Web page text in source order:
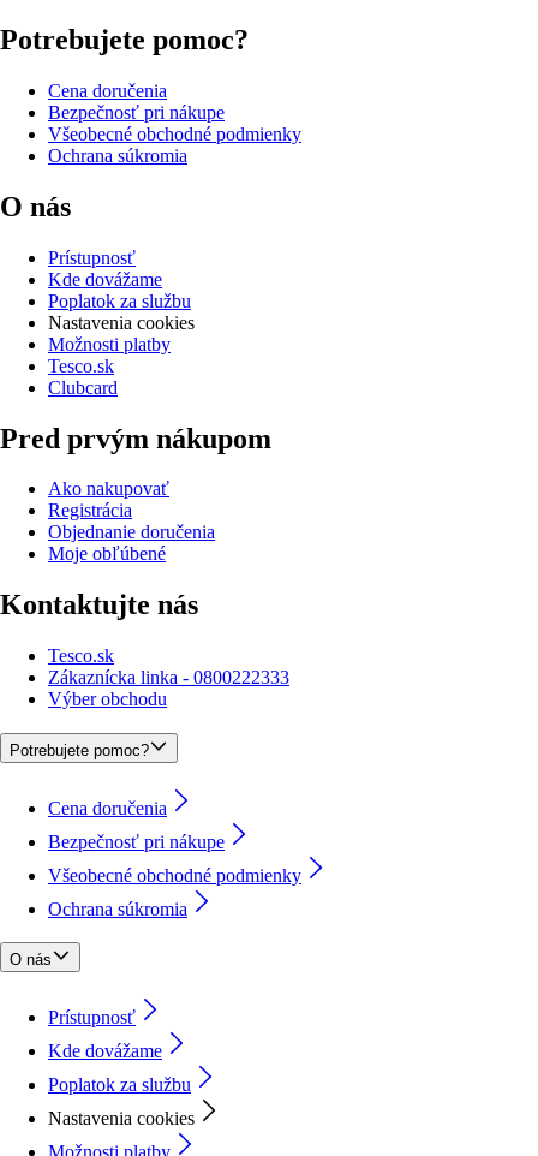
Potrebujete pomoc?
Cena doručenia
Bezpečnosť pri nákupe
Všeobecné obchodné podmienky
Ochrana súkromia
O nás
Prístupnosť
Kde dovážame
Poplatok za službu
Nastavenia cookies
Možnosti platby
Tesco.sk
Clubcard
Pred prvým nákupom
Ako nakupovať
Registrácia
Objednanie doručenia
Moje obľúbené
Kontaktujte nás
Tesco.sk
Zákaznícka linka - 0800222333
Výber obchodu
Potrebujete pomoc?
Cena doručenia
Bezpečnosť pri nákupe
Všeobecné obchodné podmienky
Ochrana súkromia
O nás
Prístupnosť
Kde dovážame
Poplatok za službu
Nastavenia cookies